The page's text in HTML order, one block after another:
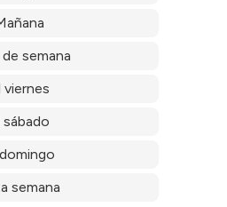
semana
viernes
sábado
semana